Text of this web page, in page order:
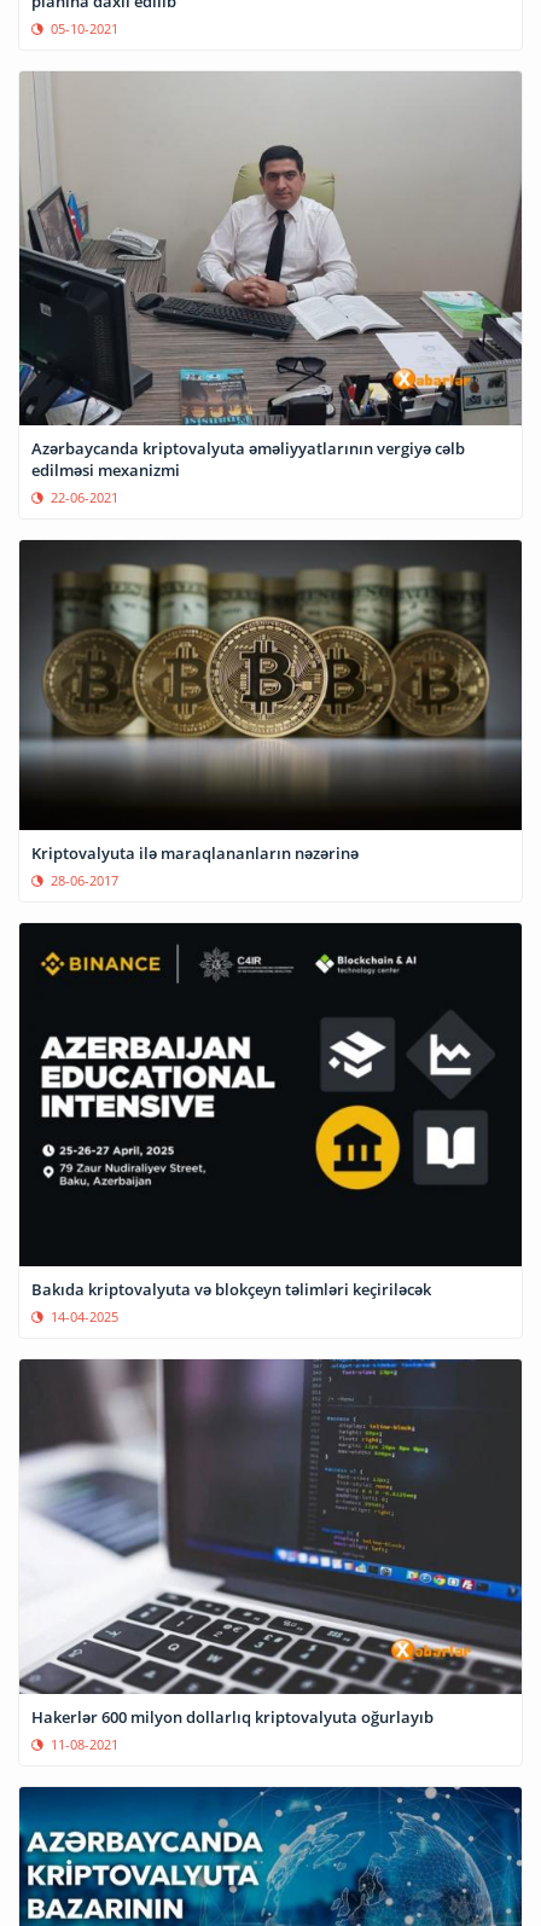
05-10-2021
Azərbaycanda kriptovalyuta əməliyyatlarının vergiyə cəlb
edilməsi mexanizmi
22-06-2021
Kriptovalyuta ilə maraqlananların nəzərinə
28-06-2017
Bakıda kriptovalyuta və blokçeyn təlimləri keçiriləcək
14-04-2025
Hakerlər 600 milyon dollarlıq kriptovalyuta oğurlayıb
11-08-2021